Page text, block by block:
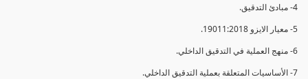
4- مبادئ التدقيق.
5- معيار الايزو 19011:2018.
6- منهج العملية في التدقيق الداخلي.
7- الأساسيات المتعلقة بعملية التدقيق الداخلي.